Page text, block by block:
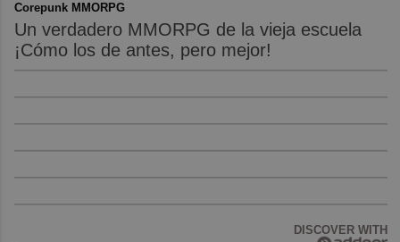
Corepunk MMORPG
Un verdadero MMORPG de la vieja escuela
¡Cómo los de antes, pero mejor!
DISCOVER WITH